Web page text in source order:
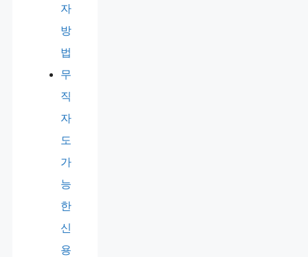
자
방
법
무
직
자
도
가
능
한
신
용